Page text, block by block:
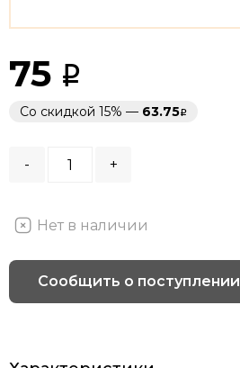
75
Со скидкой 15% — 63.75
- +
Нет в наличии
Сообщить о поступлении